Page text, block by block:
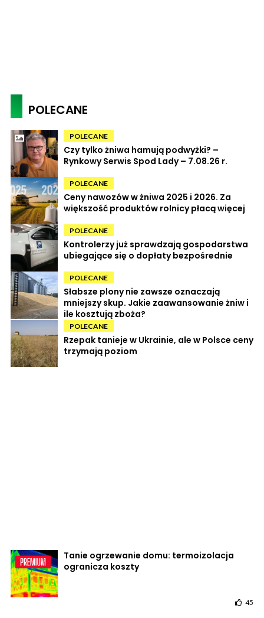
POLECANE
POLECANE
Czy tylko żniwa hamują podwyżki? –
Rynkowy Serwis Spod Lady – 7.08.26 r.
POLECANE
Ceny nawozów w żniwa 2025 i 2026. Za
większość produktów rolnicy płacą więcej
POLECANE
Kontrolerzy już sprawdzają gospodarstwa
ubiegające się o dopłaty bezpośrednie
POLECANE
Słabsze plony nie zawsze oznaczają
mniejszy skup. Jakie zaawansowanie żniw i
ile kosztują zboża?
POLECANE
Rzepak tanieje w Ukrainie, ale w Polsce ceny
trzymają poziom
Tanie ogrzewanie domu: termoizolacja
ogranicza koszty
45